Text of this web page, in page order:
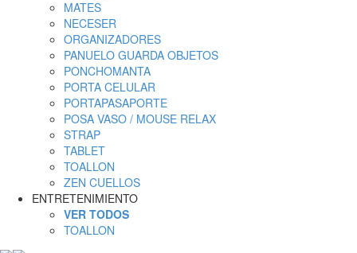
MATES
NECESER
ORGANIZADORES
PANUELO GUARDA OBJETOS
PONCHOMANTA
PORTA CELULAR
PORTAPASAPORTE
POSA VASO / MOUSE RELAX
STRAP
TABLET
TOALLON
ZEN CUELLOS
ENTRETENIMIENTO
VER TODOS
TOALLON